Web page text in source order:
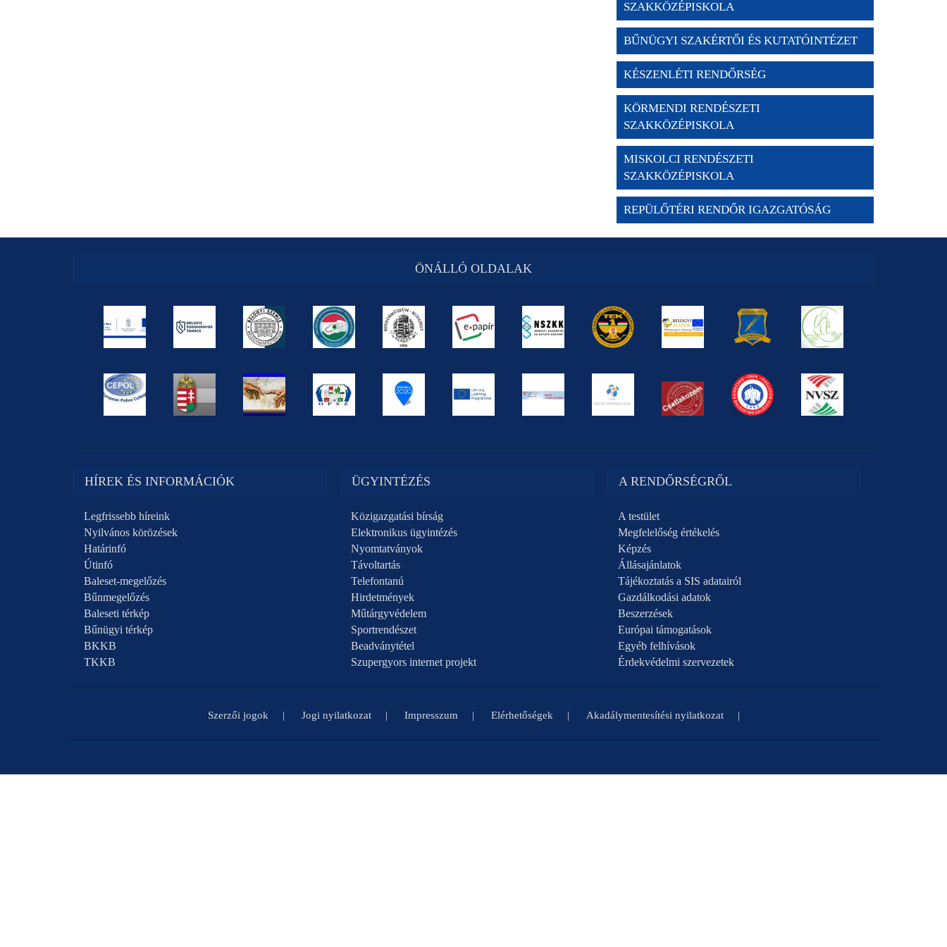
SZAKKÖZÉPISKOLA
BŰNÜGYI SZAKÉRTŐI ÉS KUTATÓINTÉZET
KÉSZENLÉTI RENDŐRSÉG
KÖRMENDI RENDÉSZETI
SZAKKÖZÉPISKOLA
MISKOLCI RENDÉSZETI
SZAKKÖZÉPISKOLA
REPÜLŐTÉRI RENDŐR IGAZGATÓSÁG
ÖNÁLLÓ OLDALAK
HÍREK ÉS INFORMÁCIÓK
Legfrissebb híreink
Nyilvános körözések
Határinfó
Útinfó
Baleset-megelőzés
Bűnmegelőzés
Baleseti térkép
Bűnügyi térkép
BKKB
TKKB
ÜGYINTÉZÉS
Közigazgatási bírság
Elektronikus ügyintézés
Nyomtatványok
Távoltartás
Telefontanú
Hirdetmények
Műtárgyvédelem
Sportrendészet
Beadványtétel
Szupergyors internet projekt
A RENDŐRSÉGRŐL
A testület
Megfelelőség értékelés
Képzés
Állásajánlatok
Tájékoztatás a SIS adatairól
Gazdálkodási adatok
Beszerzések
Európai támogatások
Egyéb felhívások
Érdekvédelmi szervezetek
Szerzői jogok Jogi nyilatkozat Impresszum Elérhetőségek Akadálymentesítési nyilatkozat